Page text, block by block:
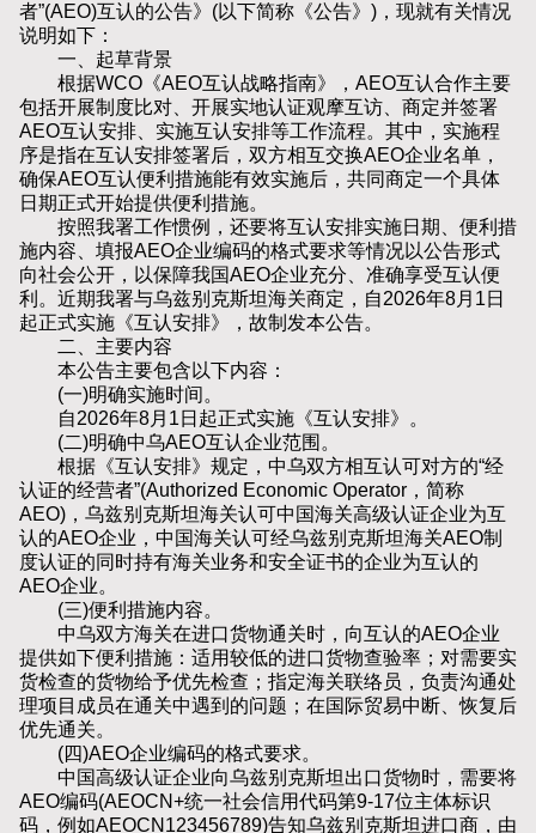
者”(AEO)互认的公告》(以下简称《公告》)，现就有关情况
说明如下：
一、起草背景
根据WCO《AEO互认战略指南》，AEO互认合作主要
包括开展制度比对、开展实地认证观摩互访、商定并签署
AEO互认安排、实施互认安排等工作流程。其中，实施程
序是指在互认安排签署后，双方相互交换AEO企业名单，
确保AEO互认便利措施能有效实施后，共同商定一个具体
日期正式开始提供便利措施。
按照我署工作惯例，还要将互认安排实施日期、便利措
施内容、填报AEO企业编码的格式要求等情况以公告形式
向社会公开，以保障我国AEO企业充分、准确享受互认便
利。近期我署与乌兹别克斯坦海关商定，自2026年8月1日
起正式实施《互认安排》，故制发本公告。
二、主要内容
本公告主要包含以下内容：
(一)明确实施时间。
自2026年8月1日起正式实施《互认安排》。
(二)明确中乌AEO互认企业范围。
根据《互认安排》规定，中乌双方相互认可对方的“经
认证的经营者”(Authorized Economic Operator，简称
AEO)，乌兹别克斯坦海关认可中国海关高级认证企业为互
认的AEO企业，中国海关认可经乌兹别克斯坦海关AEO制
度认证的同时持有海关业务和安全证书的企业为互认的
AEO企业。
(三)便利措施内容。
中乌双方海关在进口货物通关时，向互认的AEO企业
提供如下便利措施：适用较低的进口货物查验率；对需要实
货检查的货物给予优先检查；指定海关联络员，负责沟通处
理项目成员在通关中遇到的问题；在国际贸易中断、恢复后
优先通关。
(四)AEO企业编码的格式要求。
中国高级认证企业向乌兹别克斯坦出口货物时，需要将
AEO编码(AEOCN+统一社会信用代码第9-17位主体标识
码，例如AEOCN123456789)告知乌兹别克斯坦进口商，由